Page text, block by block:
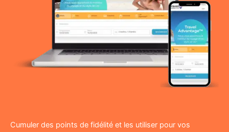
Cumuler des points de fidélité et les utiliser pour vos